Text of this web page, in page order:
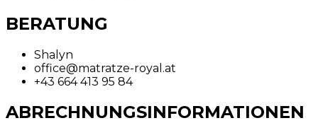
BERATUNG
Shalyn
office@matratze-royal.at
+43 664 413 95 84
ABRECHNUNGSINFORMATIONEN